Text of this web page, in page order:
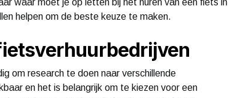
helpen om de beste keuze te maken.
om research te doen naar verschillende
en het is belangrijk om te kiezen voor een